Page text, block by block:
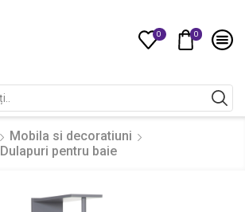
0 0
input
Mobila si decoratiuni
Dulapuri pentru baie